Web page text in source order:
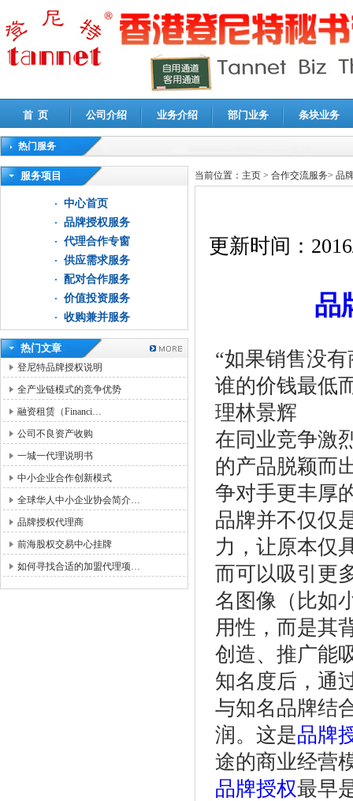
首 页 公司介绍 业务介绍 部门业务 条块业务
热门服务
高新技术企业认定审计|企业所得税汇算清缴申报鉴证
服务项目
中心首页
品牌授权服务
代理合作专窗
供应需求服务
配对合作服务
价值投资服务
收购兼并服务
热门文章
登尼特品牌授权说明
全产业链模式的竞争优势
融资租赁（Financi…
公司不良资产收购
一城一代理说明书
中小企业合作创新模式
全球华人中小企业协会简介…
品牌授权代理商
前海股权交易中心挂牌
如何寻找合适的加盟代理项…
当前位置： 主页 > 合作交流服务> 品
更新时间：
品
“如果销售没
谁的价钱最低
理林景辉
在同业竞争激
的产品脱颖而
争对手更丰厚
品牌并不仅仅
力，让原本仅
而可以吸引更
名图像（比如
用性，而是其
创造、推广能
知名度后，通
与知名品牌结
润。这是品牌
途的商业经营
品牌授权最早